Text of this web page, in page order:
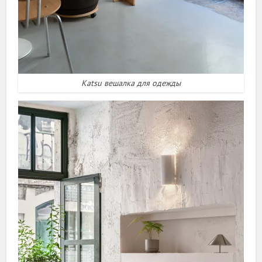
Katsu вешалка для одежды